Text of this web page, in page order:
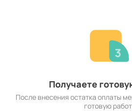
Получаете
После внесения остатка оплаты
готовую